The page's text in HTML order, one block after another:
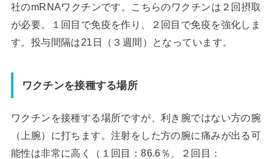
社のmRNAワクチンです。こちらのワクチンは２回摂取
が必要。１回目で免疫を作り、２回目で免疫を強化しま
す。投与間隔は21日（３週間）となっています。
ワクチンを接種する場所
ワクチンを接種する場所ですが、利き腕ではない方の腕
（上腕）に打ちます。注射をした方の腕に痛みが出る可
能性は非常に高く（１回目：86.6％、２回目：